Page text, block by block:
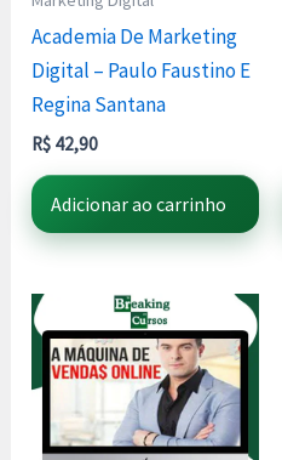
Academia De Marketing
Digital – Paulo Faustino E
Regina Santana
R$ 42,90
Adicionar ao carrinho